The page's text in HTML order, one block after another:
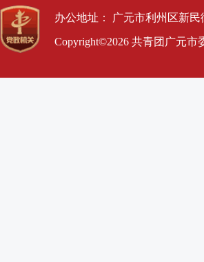
办公地址： 广元市利州区新
Copyright©2026 共青团广元